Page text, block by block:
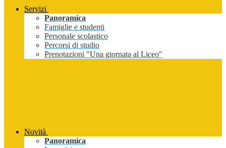
Servizi
Panoramica
Famiglie e studenti
Personale scolastico
Percorsi di studio
Prenotazioni "Una giornata al Liceo"
Novità
Panoramica